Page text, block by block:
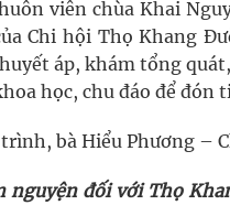
viên chùa Khai
Chi hội Thọ Khang
áp, khám tổng
học, chu đáo để đón
bà Hiểu Phương –
nguyện đối với Thọ